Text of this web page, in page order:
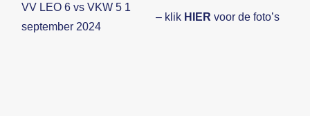
VV LEO 6 vs VKW 5 1
september 2024
– klik HIER voor de foto’s